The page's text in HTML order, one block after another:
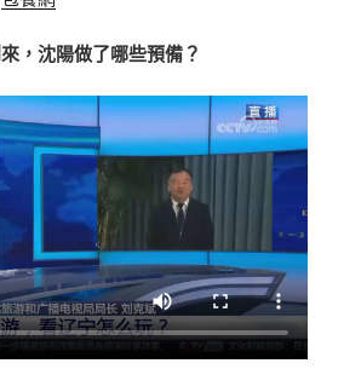
，沈陽做了哪些預備？